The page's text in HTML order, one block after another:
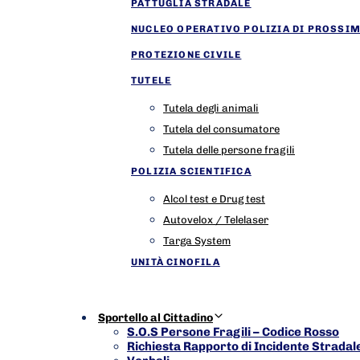
PATTUGLIA STRADALE
NUCLEO OPERATIVO POLIZIA DI
PROTEZIONE CIVILE
TUTELE
Tutela degli animali
Tutela del consumatore
Tutela delle persone fragili
POLIZIA SCIENTIFICA
Alcol test e Drug test
Autovelox / Telelaser
Targa System
UNITÀ CINOFILA
Sportello al Cittadino
S.O.S Persone Fragili – Codice Rosso
Richiesta Rapporto di Incidente